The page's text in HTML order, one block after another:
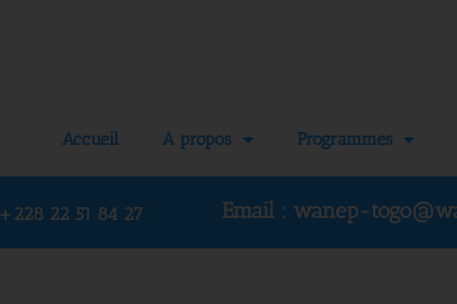
Accueil A propos Programmes
+228 22 51 84 27 Email : wanep-